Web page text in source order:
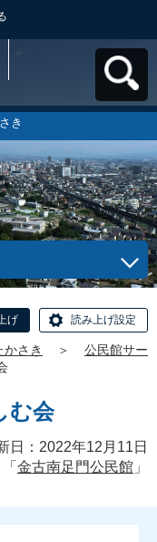
き
げ 読み上げ設定
さき ＞
公民館サー
む会
：2022年12月11日
金古南足門公民館 」